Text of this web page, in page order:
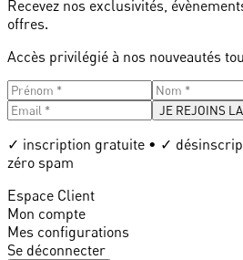
Recevez nos exclusivités,
offres.
Accès privilégié à nos nouveautés
JE REJOINS
✓ inscription gratuite • ✓
zéro spam
Espace Client
Mon compte
Mes configurations
Se déconnecter